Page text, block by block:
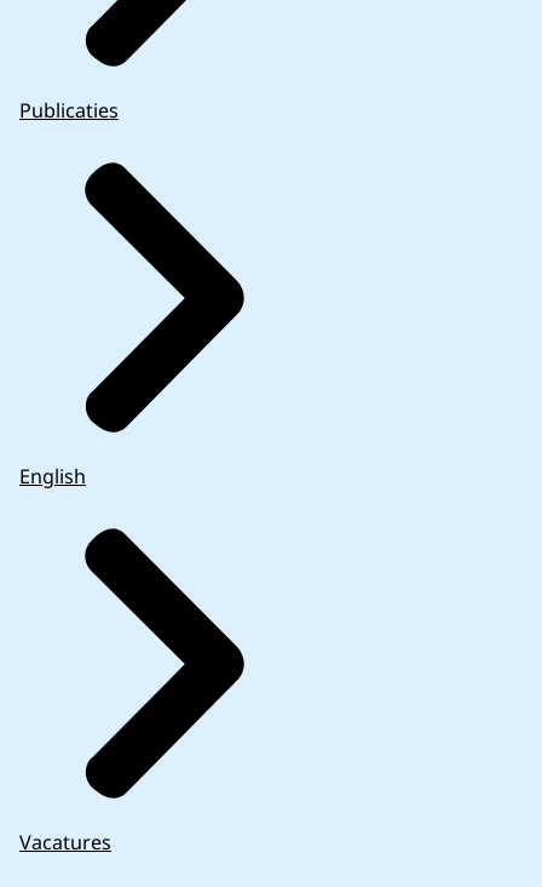
Publicaties
English
Vacatures